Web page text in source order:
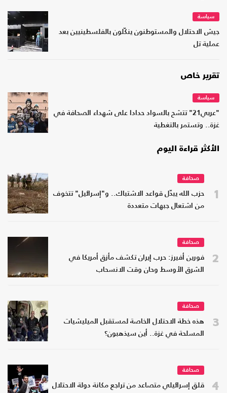
سياسة
جيش الاحتلال والمستوطنون ينكّلون بالفلسطينيين بعد
عملية تل
تقرير خاص
سياسة
"عربي21" تتشح بالسواد حدادا على شهداء الصحافة في
غزة.. وتستمر بالتغطية
الأكثر قراءة اليوم
1
صحافة
حزب الله يبدّل قواعد الاشتباك.. و"إسرائيل" تتخوف
من اشتعال جبهات متعددة
2
صحافة
فورين أفيرز: حرب إيران تكشف مأزق أمريكا في
الشرق الأوسط وحان وقت الانسحاب
3
صحافة
هذه خطة الاحتلال الخاصة لمستقبل الميليشيات
المسلحة في غزة.. أين سيذهبون؟
4
صحافة
قلق إسرائيلي متصاعد من تراجع مكانة دولة الاحتلال